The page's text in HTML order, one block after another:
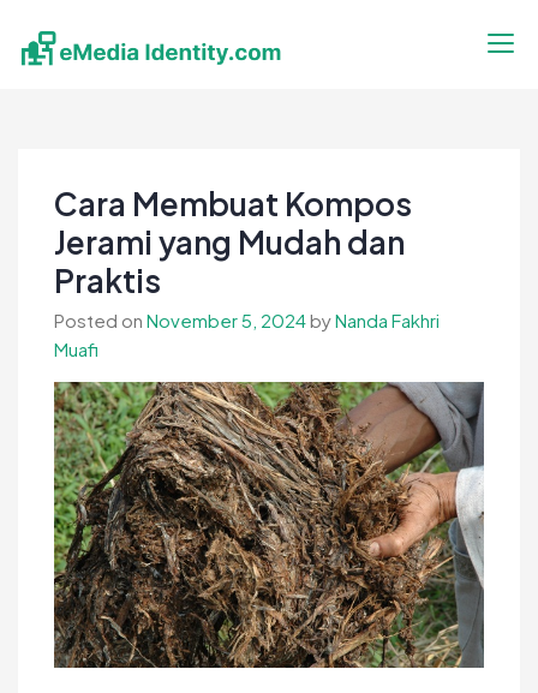
content
Cara Membuat Kompos
Jerami yang Mudah dan
Praktis
Posted on November 5, 2024byNanda Fakhri
Muafi